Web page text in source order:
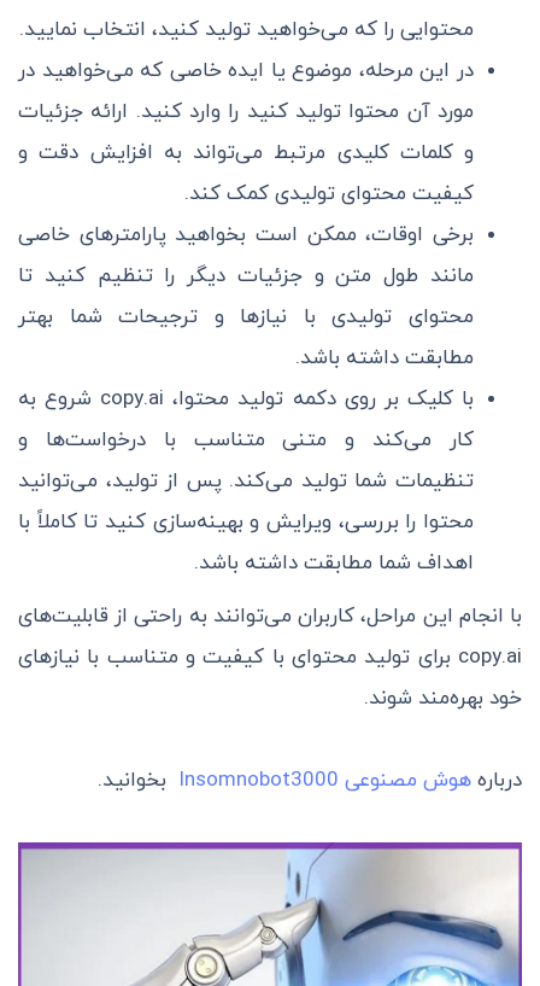
محتوایی را که می‌خواهید تولید کنید، انتخاب نمایید.
در این مرحله، موضوع یا ایده خاصی که می‌خواهید در
مورد آن محتوا تولید کنید را وارد کنید. ارائه جزئیات
و کلمات کلیدی مرتبط می‌تواند به افزایش دقت و
کیفیت محتوای تولیدی کمک کند.
برخی اوقات، ممکن است بخواهید پارامترهای خاصی
مانند طول متن و جزئیات دیگر را تنظیم کنید تا
محتوای تولیدی با نیازها و ترجیحات شما بهتر
مطابقت داشته باشد.
با کلیک بر روی دکمه تولید محتوا، copy.ai شروع به
کار می‌کند و متنی متناسب با درخواست‌ها و
تنظیمات شما تولید می‌کند. پس از تولید، می‌توانید
محتوا را بررسی، ویرایش و بهینه‌سازی کنید تا کاملاً با
اهداف شما مطابقت داشته باشد.
با انجام این مراحل، کاربران می‌توانند به راحتی از قابلیت‌های
copy.ai برای تولید محتوای با کیفیت و متناسب با نیازهای
خود بهره‌مند شوند.
درباره هوش مصنوعی Insomnobot3000 بخوانید.